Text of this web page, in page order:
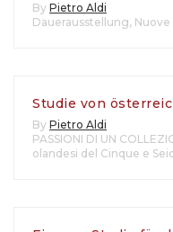
By Pietro Aldi
Dauerausstellung, Nuove
Studie von
By Pietro Aldi
PASSIONI DI UN
olandesi del Cinque e